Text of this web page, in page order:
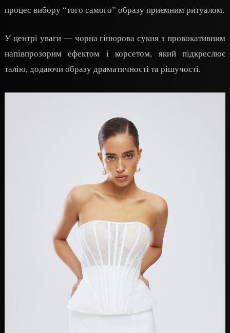
процес вибору “того самого” образу приємним ритуалом.
У центрі уваги — чорна гіпюрова сукня з провокативним
напівпрозорим ефектом і корсетом, який підкреслює
талію, додаючи образу драматичності та рішучості.